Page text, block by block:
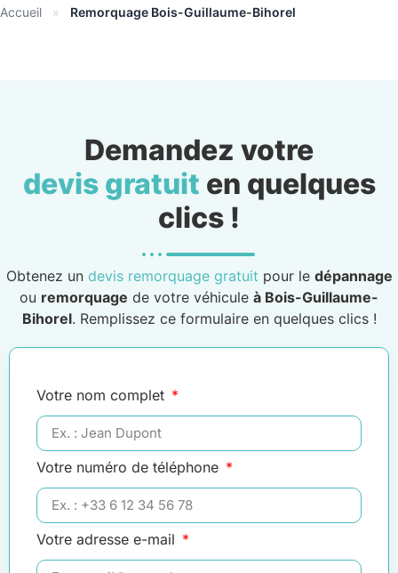
Accueil » Remorquage Bois-Guillaume-Bihorel
Demandez votre
devis gratuit en quelques
clics !
Obtenez un devis remorquage gratuit pour le dépannage
ou remorquage de votre véhicule à Bois-Guillaume-
Bihorel. Remplissez ce formulaire en quelques clics !
Votre nom complet
Votre numéro de téléphone
Votre adresse e-mail